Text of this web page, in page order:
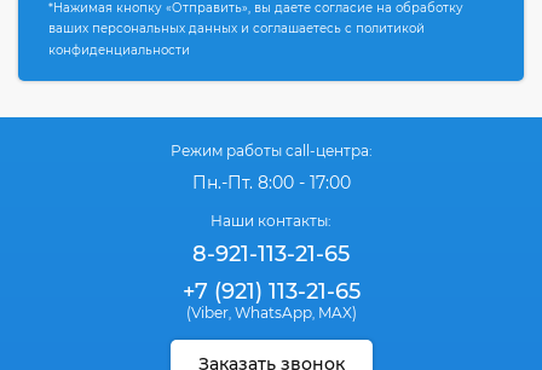
*Нажимая кнопку «Отправить», вы даете согласие на обработку
ваших персональных данных и соглашаетесь с политикой
конфиденциальности
Режим работы call-центра:
Пн.-Пт. 8:00 - 17:00
Наши контакты:
8-921-113-21-65
+7 (921) 113-21-65
(Viber, WhatsApp, MAX)
Заказать звонок